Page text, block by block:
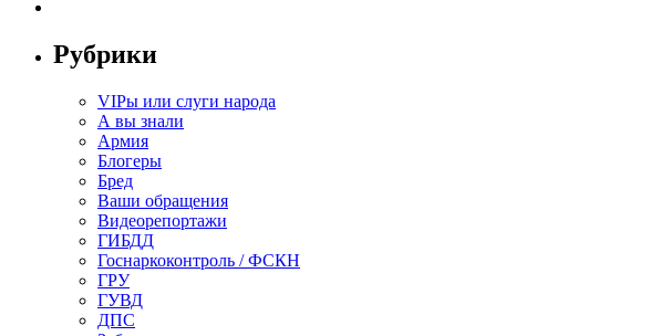
Рубрики
VIPы или слуги народа
А вы знали
Армия
Блогеры
Бред
Ваши обращения
Видеорепортажи
ГИБДД
Госнаркоконтроль / ФСКН
ГРУ
ГУВД
ДПС